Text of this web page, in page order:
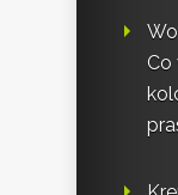
Co